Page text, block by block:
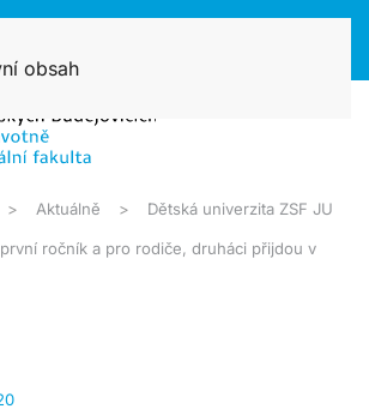
obsah
Aktuálně Dětská univerzita ZSF JU
ročník a pro rodiče, druháci přijdou v